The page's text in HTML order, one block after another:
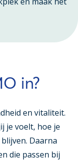
in?
en vitaliteit.
je voelt, hoe je
Daarna
die passen bij